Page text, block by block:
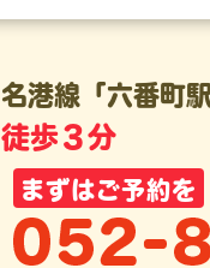
名港線「六番町
徒歩３分
まずはご予約を